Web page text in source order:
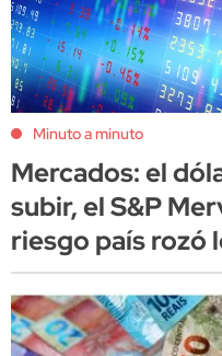
Minuto a minuto
Mercados: el
subir, el S&P
riesgo país rozó